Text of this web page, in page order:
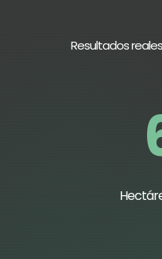
Resultados